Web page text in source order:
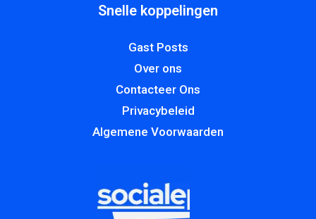
Snelle koppelingen
Gast Posts
Over ons
Contacteer Ons
Privacybeleid
Algemene Voorwaarden